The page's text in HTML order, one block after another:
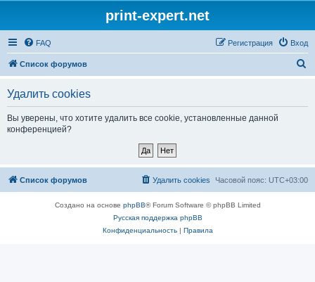
print-expert.net
FAQ Вход
Регистрация
Список форумов
Удалить cookies
Вы уверены, что хотите удалить все cookie, установленные данной
конференцией?
Список форумов Часовой пояс: UTC+03:00
Удалить cookies
Создано на основе phpBB® Forum Software © phpBB Limited
Русская поддержка phpBB
Конфиденциальность| Правила